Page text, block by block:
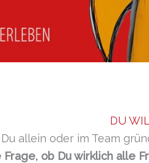
DU
allein oder im Team
ob Du wirklich alle